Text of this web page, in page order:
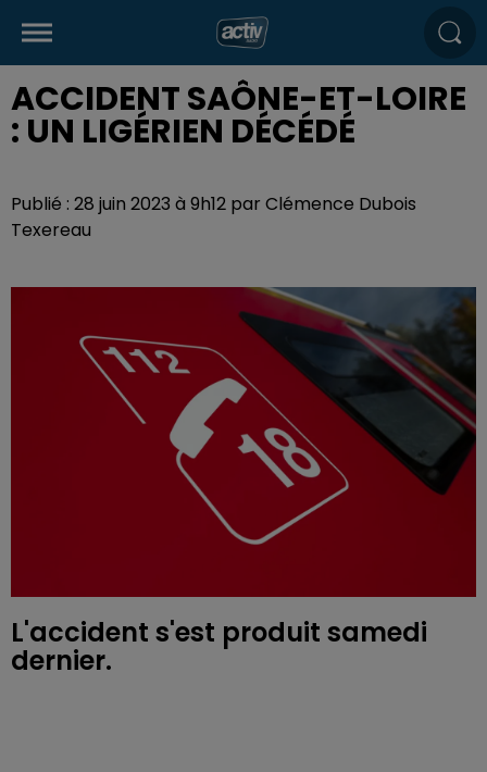
ACCIDENT SAÔNE-ET-LOIRE
: UN LIGÉRIEN DÉCÉDÉ
Publié : 28 juin 2023 à 9h12 par Clémence Dubois
Texereau
L'accident s'est produit samedi
dernier.